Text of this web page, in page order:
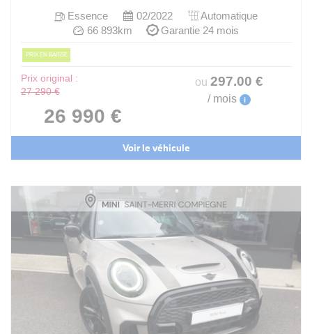
Essence 02/2022
Automatique
66 893km
Garantie 24 mois
PRIX EN BAISSE
Prix original :
27 290 €
26 990 €
ou 297.00 €
/ mois i
Voir le véhicule